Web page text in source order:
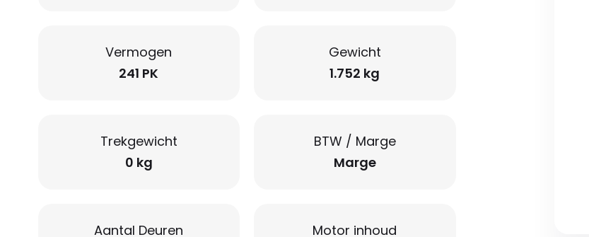
Vermogen
241 PK
Gewicht
1.752 kg
Trekgewicht
0 kg
BTW / Marge
Marge
Aantal Deuren
Motor inhoud